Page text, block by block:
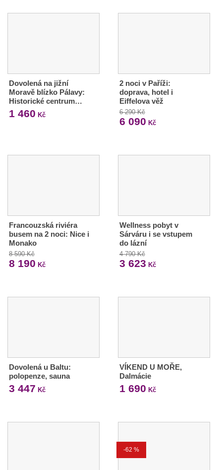
Dovolená na jižní
Moravě blízko Pálavy:
Historické centrum…
1 460 Kč
2 noci v Paříži:
doprava, hotel i
Eiffelova věž
6 290 Kč
6 090 Kč
Francouzská riviéra
busem na 2 noci: Nice i
Monako
8 590 Kč
8 190 Kč
Wellness pobyt v
Sárváru i se vstupem
do lázní
4 790 Kč
3 623 Kč
Dovolená u Baltu:
polopenze, sauna
3 447 Kč
VÍKEND U MOŘE,
Dalmácie
1 690 Kč
-62 %